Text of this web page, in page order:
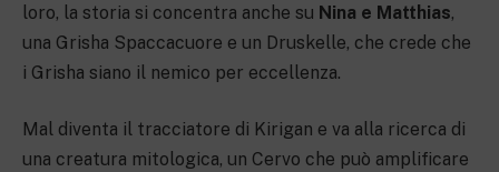
loro, la storia si concentra anche su Nina e Matthias,
una Grisha Spaccacuore e un Druskelle, che crede che
i Grisha siano il nemico per eccellenza.
Mal diventa il tracciatore di Kirigan e va alla ricerca di
una creatura mitologica, un Cervo che può amplificare